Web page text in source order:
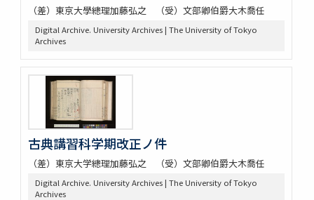
（差）東京大學總理加藤弘之 （受）文部卿伯爵大木喬任
Digital Archive. University Archives | The University of Tokyo
Archives
古典講習科学期改正ノ件
（差）東京大学總理加藤弘之 （受）文部卿伯爵大木喬任
Digital Archive. University Archives | The University of Tokyo
Archives